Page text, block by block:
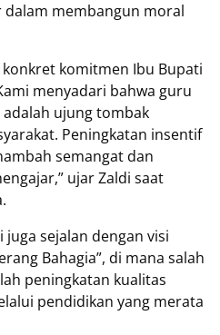
membangun moral
komitmen Ibu Bupati
menyadari bahwa guru
ujung tombak
Peningkatan insentif
semangat dan
ujar Zaldi saat
sejalan dengan visi
Bahagia”, di mana salah
peningkatan kualitas
pendidikan yang merata